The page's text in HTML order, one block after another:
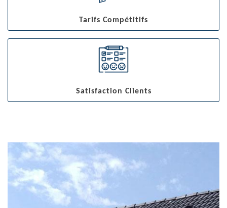
Tarifs Compétitifs
Satisfaction Clients